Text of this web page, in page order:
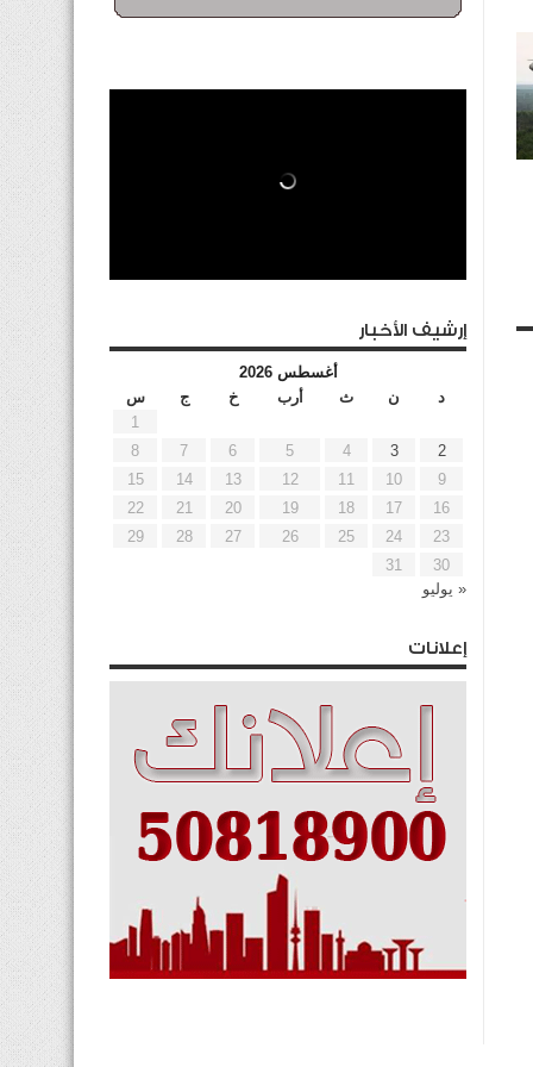
إرشيف الأخبار
أغسطس 2026
د
ن ث أرب خ ج
س
1
2
3
4
5
6
7
8
9
10
11
12
13
14
15
16
17
18
19
20
21
22
23
24
25
26
27
28
29
30
31
« يوليو
إعلانات